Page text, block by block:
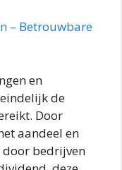
– Betrouwbare
en
de
Door
aandeel en
door bedrijven